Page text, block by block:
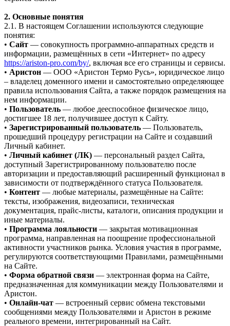
2. Основные понятия
2.1. В настоящем Соглашении используются следующие
понятия:
• Сайт — совокупность программно-аппаратных средств и
информации, размещённых в сети «Интернет» по адресу
https://ariston-pro.com/by/, включая все его страницы и сервисы.
• Аристон — ООО «Аристон Термо Русь», юридическое лицо
– владелец доменного имени и самостоятельно определяющее
правила использования Сайта, а также порядок размещения на
нем информации.
• Пользователь — любое дееспособное физическое лицо,
достигшее 18 лет, получившее доступ к Сайту.
• Зарегистрированный пользователь — Пользователь,
прошедший процедуру регистрации на Сайте и создавший
Личный кабинет.
• Личный кабинет (ЛК) — персональный раздел Сайта,
доступный Зарегистрированному пользователю после
авторизации и предоставляющий расширенный функционал в
зависимости от подтверждённого статуса Пользователя.
• Контент — любые материалы, размещённые на Сайте:
тексты, изображения, видеозаписи, техническая
документация, прайс-листы, каталоги, описания продукции и
иные материалы.
• Программа лояльности — закрытая мотивационная
программа, направленная на поощрение профессиональной
активности участников рынка. Условия участия в программе,
регулируются соответствующими Правилами, размещёнными
на Сайте.
• Форма обратной связи — электронная форма на Сайте,
предназначенная для коммуникации между Пользователями и
Аристон.
• Онлайн-чат — встроенный сервис обмена текстовыми
сообщениями между Пользователями и Аристон в режиме
реального времени, интегрированный на Сайт.